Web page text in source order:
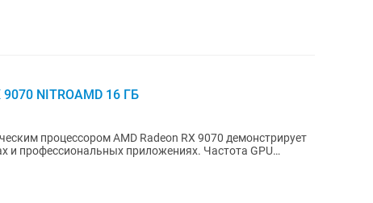
NITROAMD 16 ГБ
процессором AMD Radeon RX 9070 демонстрирует
и профессиональных приложениях. Частота GPU